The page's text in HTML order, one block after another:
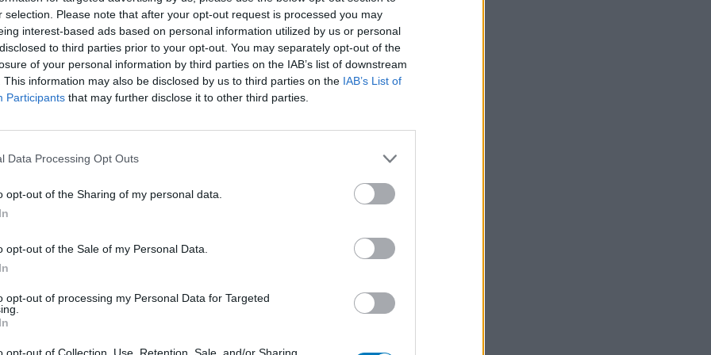
selection. Please note that after your opt-out request is processed you may
interest-based ads based on personal information utilized by us or personal
to third parties prior to your opt-out. You may separately opt-out of the
of your personal information by third parties on the IAB’s list of downstream
This information may also be disclosed by us to third parties on the IAB’s List of
Participants that may further disclose it to other third parties.
Data Processing Opt Outs
opt-out of the Sharing of my personal data.
opt-out of the Sale of my Personal Data.
opt-out of processing my Personal Data for Targeted
opt-out of Collection, Use, Retention, Sale, and/or Sharing
Effectiviteit
Hoeveelheid bijwerkingen
Bijwerkingen
Atarax.
Af en
merk
Atarax
geregeld
1
Anticonceptie - overig